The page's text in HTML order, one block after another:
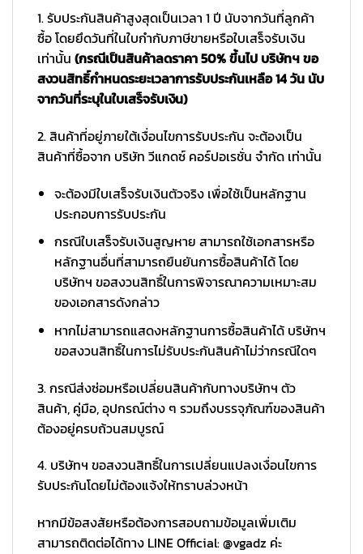
1. รับประกันสินค้าสูงสุดเป็นเวลา 1 ปี นับจากวันที่ลูกค้า
ซื้อ โดยยึดวันที่ในใบกำกับภาษีขายหรือใบเสร็จรับเงิน
เท่านั้น (กรณีเป็นสินค้าลดราคา 50% ขึ้นไป บริษัทฯ ขอ
สงวนสิทธิ์กำหนดระยะเวลาการรับประกันเหลือ 14 วัน นับ
จากวันที่ระบุในใบเสร็จรับเงิน)
2. สินค้าที่อยู่ภายใต้เงื่อนไขการรับประกัน จะต้องเป็น
สินค้าที่ซื้อจาก บริษัท วีแกดซ์ คอร์ปอเรชั่น จำกัด เท่านั้น
จะต้องมีใบเสร็จรับเงินตัวจริง เพื่อใช้เป็นหลักฐาน
ประกอบการรับประกัน
กรณีใบเสร็จรับเงินสูญหาย สามารถใช้เอกสารหรือ
หลักฐานอื่นที่สามารถยืนยันการซื้อสินค้าได้ โดย
บริษัทฯ ขอสงวนสิทธิ์ในการพิจารณาความเหมาะสม
ของเอกสารดังกล่าว
หากไม่สามารถแสดงหลักฐานการซื้อสินค้าได้ บริษัทฯ
ขอสงวนสิทธิ์ในการไม่รับประกันสินค้าไม่ว่ากรณีใดๆ
3. กรณีส่งซ่อมหรือเปลี่ยนสินค้ากับทางบริษัทฯ ตัว
สินค้า, คู่มือ, อุปกรณ์ต่าง ๆ รวมถึงบรรจุภัณฑ์ของสินค้า
ต้องอยู่ครบถ้วนสมบูรณ์
4. บริษัทฯ ขอสงวนสิทธิ์ในการเปลี่ยนแปลงเงื่อนไขการ
รับประกันโดยไม่ต้องแจ้งให้ทราบล่วงหน้า
หากมีข้อสงสัยหรือต้องการสอบถามข้อมูลเพิ่มเติม
สามารถติดต่อได้ทาง LINE Official: @vgadz ค่ะ